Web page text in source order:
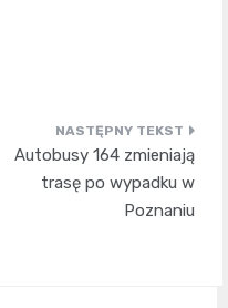
Autobusy 164 zmieniają
trasę po wypadku w
Poznaniu